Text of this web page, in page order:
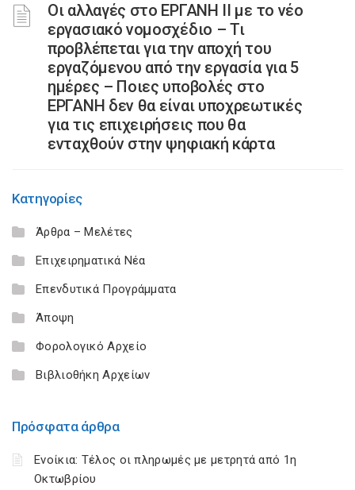
Οι αλλαγές στο ΕΡΓΑΝΗ ΙΙ με το νέο
εργασιακό νομοσχέδιο – Τι
προβλέπεται για την αποχή του
εργαζόμενου από την εργασία για 5
ημέρες – Ποιες υποβολές στο
ΕΡΓΑΝΗ δεν θα είναι υποχρεωτικές
για τις επιχειρήσεις που θα
ενταχθούν στην ψηφιακή κάρτα
Κατηγορίες
Άρθρα – Μελέτες
Επιχειρηματικά Νέα
Επενδυτικά Προγράμματα
Άποψη
Φορολογικό Αρχείο
Βιβλιοθήκη Αρχείων
Πρόσφατα άρθρα
Ενοίκια: Τέλος οι πληρωμές με μετρητά από 1η
Οκτωβρίου